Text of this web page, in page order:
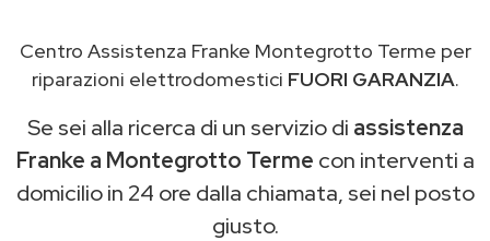
Centro Assistenza Franke Montegrotto Terme per
riparazioni elettrodomestici FUORI GARANZIA.
Se sei alla ricerca di un servizio di assistenza
Franke a Montegrotto Terme con interventi a
domicilio in 24 ore dalla chiamata, sei nel posto
giusto.